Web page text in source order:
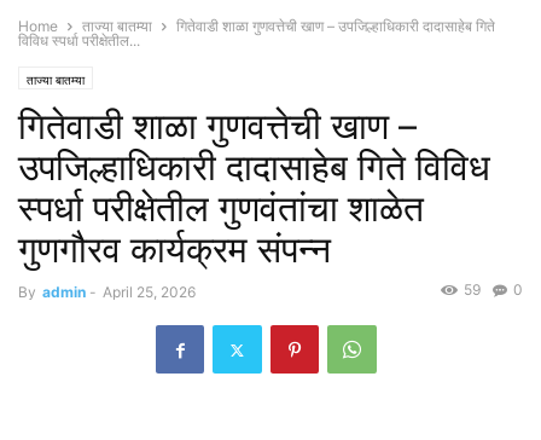
Home ताज्या बातम्या
गितेवाडी शाळा गुणवत्तेची खाण – उपजिल्हाधिकारी दादासाहेब गिते
विविध स्पर्धा परीक्षेतील...
ताज्या बातम्या
गितेवाडी शाळा गुणवत्तेची खाण –
उपजिल्हाधिकारी दादासाहेब गिते विविध
स्पर्धा परीक्षेतील गुणवंतांचा शाळेत
गुणगौरव कार्यक्रम संपन्न
By admin - April 25, 2026 0
59